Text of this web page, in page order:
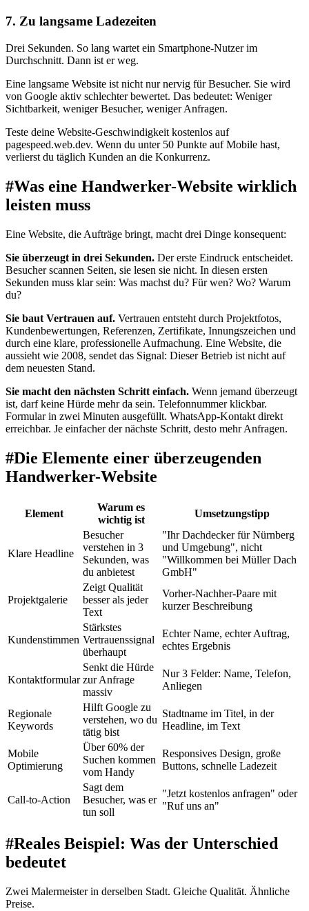
7. Zu langsame Ladezeiten
Drei Sekunden. So lang wartet ein Smartphone-Nutzer im
Durchschnitt. Dann ist er weg.
Eine langsame Website ist nicht nur nervig für Besucher. Sie wird
von Google aktiv schlechter bewertet. Das bedeutet: Weniger
Sichtbarkeit, weniger Besucher, weniger Anfragen.
Teste deine Website-Geschwindigkeit kostenlos auf
pagespeed.web.dev. Wenn du unter 50 Punkte auf Mobile hast,
verlierst du täglich Kunden an die Konkurrenz.
#Was eine Handwerker-Website wirklich
leisten muss
Eine Website, die Aufträge bringt, macht drei Dinge konsequent:
Sie überzeugt in drei Sekunden. Der erste Eindruck entscheidet.
Besucher scannen Seiten, sie lesen sie nicht. In diesen ersten
Sekunden muss klar sein: Was machst du? Für wen? Wo? Warum
du?
Sie baut Vertrauen auf. Vertrauen entsteht durch Projektfotos,
Kundenbewertungen, Referenzen, Zertifikate, Innungszeichen und
durch eine klare, professionelle Aufmachung. Eine Website, die
aussieht wie 2008, sendet das Signal: Dieser Betrieb ist nicht auf
dem neuesten Stand.
Sie macht den nächsten Schritt einfach. Wenn jemand überzeugt
ist, darf keine Hürde mehr da sein. Telefonnummer klickbar.
Formular in zwei Minuten ausgefüllt. WhatsApp-Kontakt direkt
erreichbar. Je einfacher der nächste Schritt, desto mehr Anfragen.
#Die Elemente einer überzeugenden
Handwerker-Website
Element
Warum es
wichtig ist
Umsetzungstipp
Klare Headline
Besucher
verstehen in 3
Sekunden, was
du anbietest
"Ihr Dachdecker für Nürnberg
und Umgebung", nicht
"Willkommen bei Müller Dach
GmbH"
Projektgalerie
Zeigt Qualität
besser als jeder
Text
Vorher-Nachher-Paare mit
kurzer Beschreibung
Kundenstimmen
Stärkstes
Vertrauenssignal
überhaupt
Echter Name, echter Auftrag,
echtes Ergebnis
Kontaktformular
Senkt die Hürde
zur Anfrage
massiv
Nur 3 Felder: Name, Telefon,
Anliegen
Regionale
Keywords
Hilft Google zu
verstehen, wo du
tätig bist
Stadtname im Titel, in der
Headline, im Text
Mobile
Optimierung
Über 60% der
Suchen kommen
vom Handy
Responsives Design, große
Buttons, schnelle Ladezeit
Call-to-Action
Sagt dem
Besucher, was er
tun soll
"Jetzt kostenlos anfragen" oder
"Ruf uns an"
#Reales Beispiel: Was der Unterschied
bedeutet
Zwei Malermeister in derselben Stadt. Gleiche Qualität. Ähnliche
Preise.